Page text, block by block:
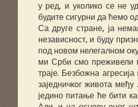
у ред, и уколико се не
будите сигурни да ћемо
Са друге стране, ја
независност, и буду
под новом нелегалном
ми Срби смо преживели
траје. Безбожна
заједничког живота
једино питање ће бити